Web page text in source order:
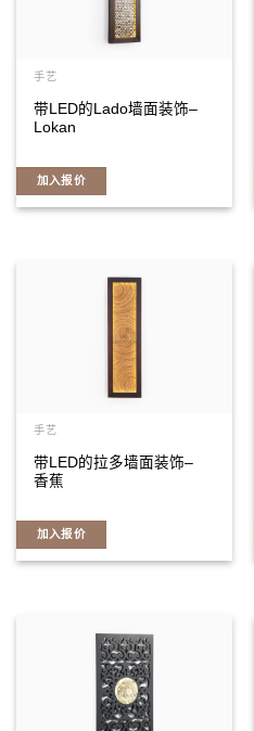
手艺
带LED的Lado墙面装饰–
Lokan
加入报价
手艺
带LED的拉多墙面装饰–
香蕉
加入报价